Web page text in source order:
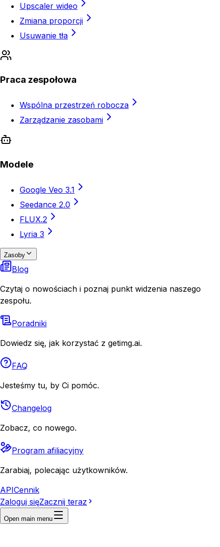
Upscaler wideo
Zmiana proporcji
Usuwanie tła
Praca zespołowa
Wspólna przestrzeń robocza
Zarządzanie zasobami
Modele
Google Veo 3.1
Seedance 2.0
FLUX.2
Lyria 3
Zasoby
Blog
Czytaj o nowościach i poznaj punkt widzenia naszego
zespołu.
Poradniki
Dowiedz się, jak korzystać z getimg.ai.
FAQ
Jesteśmy tu, by Ci pomóc.
Changelog
Zobacz, co nowego.
Program afiliacyjny
Zarabiaj, polecając użytkowników.
APICennik
Zaloguj sięZacznij teraz
Open main menu